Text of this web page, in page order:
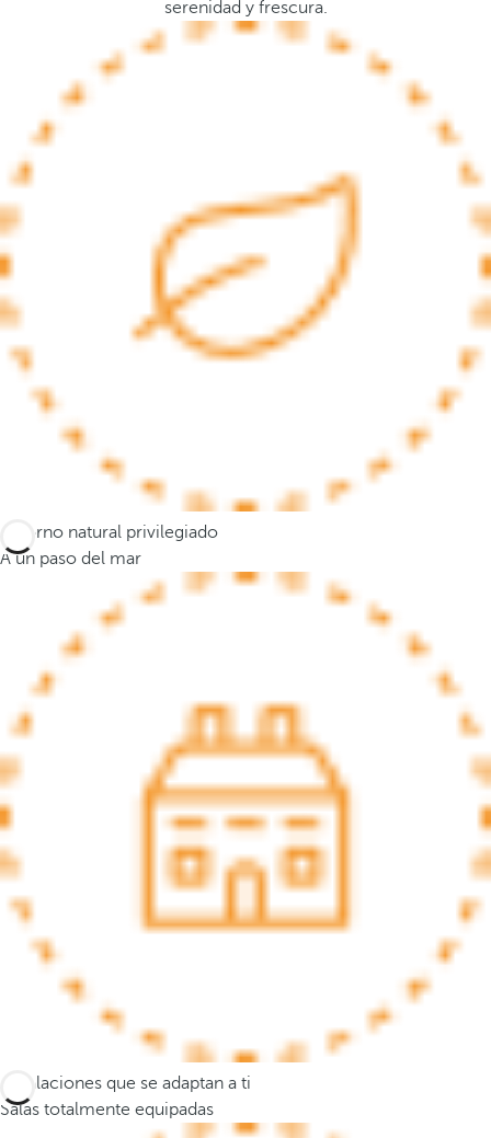
a
n
a
e
m
e
r
g
f
m
u
e
v
e
a
l
a
a
o
serenidad y frescura.
Entorno natural privilegiado
A un paso del mar
Instalaciones que se adaptan a ti
Salas totalmente equipadas